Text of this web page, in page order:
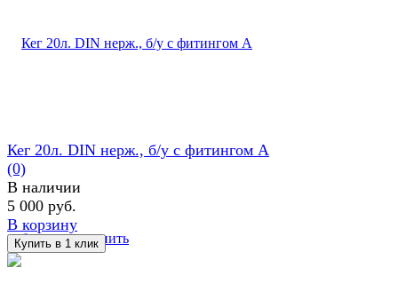
избранное сравнить
Кег 20л. DIN нерж., б/у с фитингом А
(0)
В наличии
5 000 руб.
В корзину